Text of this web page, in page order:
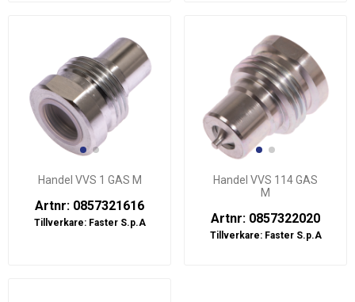
Handel VVS 1 GAS M
Artnr: 0857321616
Tillverkare: Faster S.p.A
Handel VVS 114 GAS
M
Artnr: 0857322020
Tillverkare: Faster S.p.A